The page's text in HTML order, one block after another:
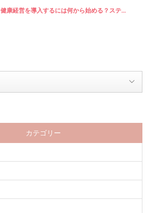
健康経営を導入するには何から始める？ステ...
カテゴリー